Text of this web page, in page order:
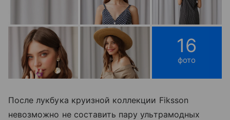
16
фото
После лукбука круизной коллекции Fiksson
невозможно не составить пару ультрамодных